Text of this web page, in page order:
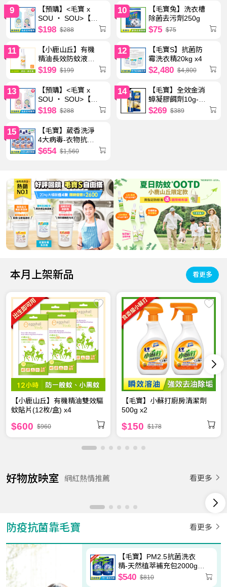
竺葵+果漾西西里
+沁檸白麝香 送
SO-SU-U十數昆化
妝包 - 預計8月底起
+ 毛寶貼身衣物手
洗精-果漾西西里
1000g 送SO-SU-U
十數昆化妝包 - 預
貨
【預購】<毛寶 x
SOU ‧ SOU>【毛
寶】貼身衣物手洗
1000g + 毛寶除螨
抗菌冷洗精1000g
送SO-SU-U十數昆
化妝包 - 預計8月底
$198 $288
9
【毛寶兔】洗衣槽
除菌去污劑250g
$75 $75
10
【小鹿山丘】有機
精油長效防蚊液
80g
$199 $199
11
【毛寶S】抗菌防
霉洗衣精20kg x4
$2,480 $4,800
12
【預購】<毛寶 x
SOU ‧ SOU>【毛
寶】貼身衣物手洗
1000g + 毛寶除螨
抗菌冷洗精1000g
送SO-SU-U十數昆
化妝包 - 預計8月底
$198 $288
13
【毛寶】全效金消
蟑凝膠餌劑10g-效
期至2027.2.4
$269 $389
14
【毛寶】葳香洗淨
4大病毒-衣物抗菌
水1050g x6
$654 $1,560
15
本月上架新品 看更多
【小鹿山丘】有機精油雙效驅
蚊貼片(12枚/盒) x4
$600 $960
【毛寶】小蘇打廚房清潔劑
500g x2
$150 $178
好物放映室 網紅熱情推薦 看更多
郊遊必備！小鹿山丘12小時
長效防蚊液！
洗淨水垢，去除難洗焦垢
防疫抗菌靠毛寶 看更多
【毛寶】PM2.5抗菌洗衣
精-天然植萃補充包2000g
x6
$540 $810